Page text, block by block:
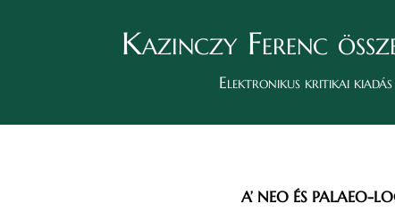
Kazinczy Ferenc
Elektronikus kritikai kiadás
A’ NEO ÉS PALAEO-